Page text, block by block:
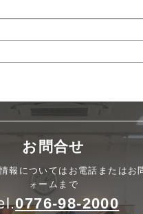
お問合せ
報についてはお電話またはお
ォームまで
0776-98-2000